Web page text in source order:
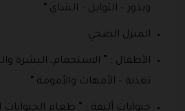
وبذور – التوابل – الشاي “.
المنزل الصحي.
الأطفال : ” الاستحمام، البشرة
تغذية – الأمهات والأمومة “.
حيوانات أليفة : ” طعام الحيوانات